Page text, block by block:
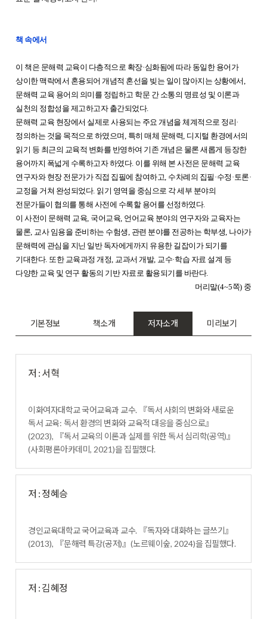
책 속에서
이 책은 문해력 교육이 다층적으로 확장·심화됨에 따라 동일한 용어가
상이한 맥락에서 혼용되어 개념적 혼선을 빚는 일이 많아지는 상황에서,
문해력 교육 용어의 의미를 정립하고 학문 간 소통의 명료성 및 이론과
실천의 정합성을 제고하고자 출간되었다.
문해력 교육 현장에서 실제로 사용되는 주요 개념을 체계적으로 정리·
정의하는 것을 목적으로 하였으며, 특히 매체 문해력, 디지털 환경에서의
읽기 등 최근의 교육적 변화를 반영하여 기존 개념은 물론 새롭게 등장한
용어까지 폭넓게 수록하고자 하였다. 이를 위해 본 사전은 문해력 교육
연구자와 현장 전문가가 직접 집필에 참여하고, 수차례의 집필 ·수정 ·토론·
교정을 거쳐 완성되었다. 읽기 영역을 중심으로 각 세부 분야의
전문가들이 협의를 통해 사전에 수록할 용어를 선정하였다.
이 사전이 문해력 교육, 국어교육, 언어교육 분야의 연구자와 교육자는
물론, 교사 임용을 준비하는 수험생, 관련 분야를 전공하는 학부생, 나아가
문해력에 관심을 지닌 일반 독자에게까지 유용한 길잡이가 되기를
기대한다. 또한 교육과정 개정, 교과서 개발, 교수·학습 자료 설계 등
다양한 교육 및 연구 활동의 기반 자료로 활용되기를 바란다.
머리말(4~5쪽) 중
기본정보 책소개 저자소개 미리보기
저 : 서혁
이화여자대학교 국어교육과 교수. 『독서 사회의 변화와 새로운
독서 교육: 독서 환경의 변화와 교육적 대응을 중심으로』
(2023),
『독서 교육의 이론과 실제를 위한 독서 심리학(공역)』
(사회평론아카데미, 2021)을 집필했다.
저 : 정혜승
경인교육대학교 국어교육과 교수. 『독자와 대화하는 글쓰기』
(2013),
『문해력 특강(공저)』(노르웨이숲, 2024)을 집필했다.
저 : 김혜정